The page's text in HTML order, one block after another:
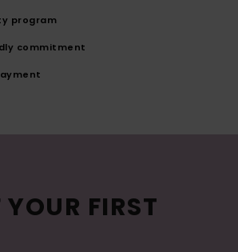
program
commitment
YOUR FIRST